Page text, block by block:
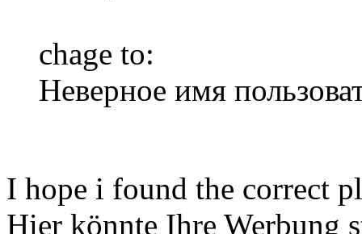
chage to:
Неверное имя
I hope i found the correct
Hier könnte Ihre Werbung